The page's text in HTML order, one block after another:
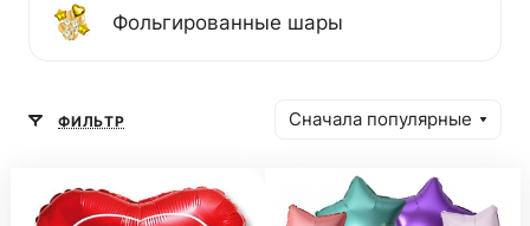
Фольгированные шары
ФИЛЬТР Сначала популярные